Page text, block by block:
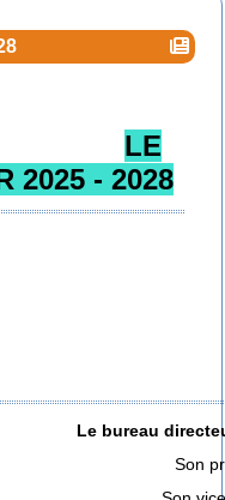
LE
2025 - 2028
Le bureau
Son